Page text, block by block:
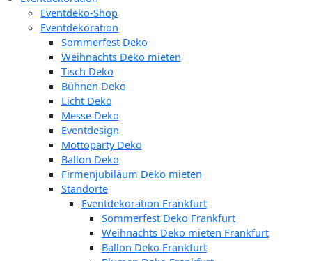
Eventdeko-Shop
Eventdekoration
Sommerfest Deko
Weihnachts Deko mieten
Tisch Deko
Bühnen Deko
Licht Deko
Messe Deko
Eventdesign
Mottoparty Deko
Ballon Deko
Firmenjubiläum Deko mieten
Standorte
Eventdekoration Frankfurt
Sommerfest Deko Frankfurt
Weihnachts Deko mieten Frankfurt
Ballon Deko Frankfurt